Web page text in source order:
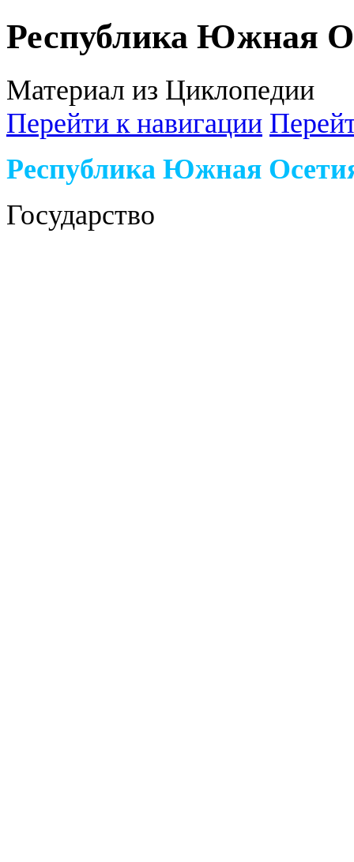
Республика Южная
Материал из Циклопедии
Перейти к навигации
Республика Южная
Государство